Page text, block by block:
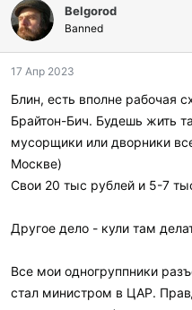
Belgorod
Banned
17 Апр 2023
Блин, есть вполне рабочая
Брайтон-Бич. Будешь жить
мусорщики или дворники
Москве)
Свои 20 тыс рублей и 5-7
Другое дело - кули там
Все мои одногруппники
стал министром в ЦАР.